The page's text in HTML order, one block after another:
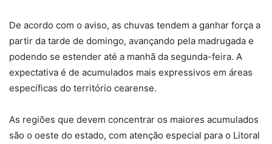
De acordo com o aviso, as chuvas tendem a ganhar força a
partir da tarde de domingo, avançando pela madrugada e
podendo se estender até a manhã da segunda-feira. A
expectativa é de acumulados mais expressivos em áreas
específicas do território cearense.
As regiões que devem concentrar os maiores acumulados
são o oeste do estado, com atenção especial para o Litoral